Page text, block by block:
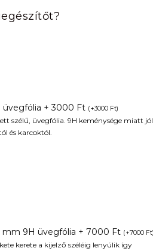
is:
4490 Ft.
+ 3000 Ft (+3000 Ft)
szélű, üvegfólia. 9H keménysége miatt jól
és karcoktól.
mm 9H üvegfólia + 7000 Ft (+7000 Ft
kerete a kijelző széléig lenyúlik így